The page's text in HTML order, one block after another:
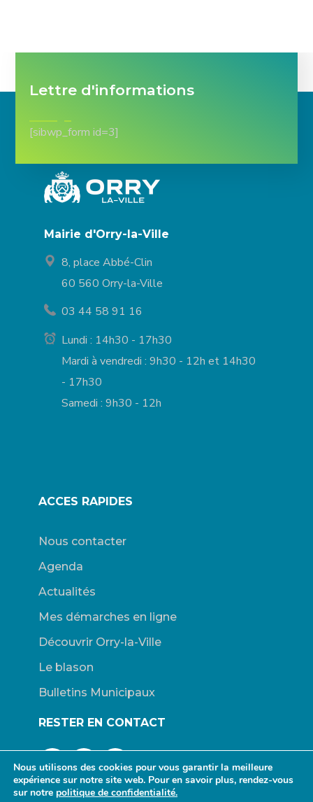
Lettre d'informations
[sibwp_form id=3]
Mairie d'Orry-la-Ville
8, place Abbé-Clin
60 560 Orry-la-Ville
03 44 58 91 16
Lundi : 14h30 - 17h30
Mardi à vendredi : 9h30 - 12h et 14h30
- 17h30
Samedi : 9h30 - 12h
ACCES RAPIDES
Nous contacter
Agenda
Actualités
Mes démarches en ligne
Découvrir Orry-la-Ville
Le blason
Bulletins Municipaux
RESTER EN CONTACT
Nous utilisons des cookies pour vous garantir la meilleure
expérience sur notre site web. Pour en savoir plus, rendez-vous
sur notre politique de confidentialité.